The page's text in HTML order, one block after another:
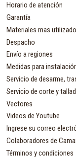
Horario de atención
Garantía
Materiales mas
Despacho
Envío a regiones
Medidas para
Servicio de desarme,
Servicio de corte y
Vectores
Videos de Youtube
Ingrese su correo
Colaboradores de
Términos y condiciones